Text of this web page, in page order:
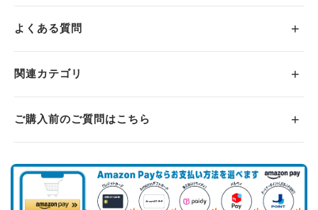
よくある質問
関連カテゴリ
ご購入前のご質問はこちら